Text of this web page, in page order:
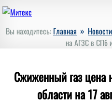
Вы находитесь: Главная » Новости
на АГЗС в СПб
Сжиженный газ
области на 17